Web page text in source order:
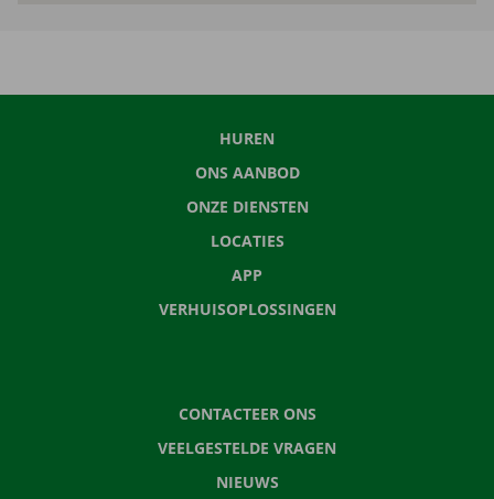
HUREN
ONS AANBOD
ONZE DIENSTEN
LOCATIES
APP
VERHUISOPLOSSINGEN
CONTACTEER ONS
VEELGESTELDE VRAGEN
NIEUWS